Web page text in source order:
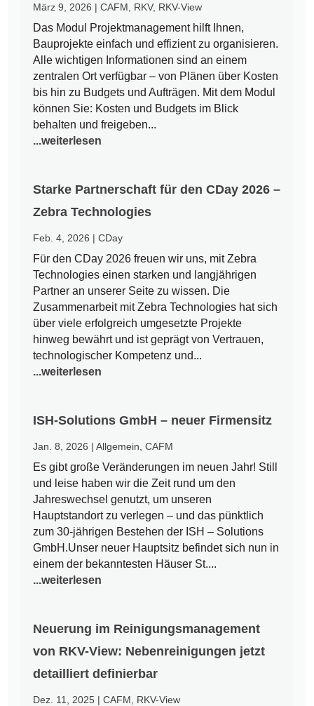
März 9, 2026 |CAFM RKV, RKV-View
Das Modul Projektmanagement hilft Ihnen,
Bauprojekte einfach und effizient zu organisieren.
Alle wichtigen Informationen sind an einem
zentralen Ort verfügbar – von Plänen über Kosten
bis hin zu Budgets und Aufträgen. Mit dem Modul
können Sie: Kosten und Budgets im Blick
behalten und freigeben...
...weiterlesen
Starke Partnerschaft für den CDay 2026 –
Zebra Technologies
Feb. 4, 2026 |CDay
Für den CDay 2026 freuen wir uns, mit Zebra
Technologies einen starken und langjährigen
Partner an unserer Seite zu wissen. Die
Zusammenarbeit mit Zebra Technologies hat sich
über viele erfolgreich umgesetzte Projekte
hinweg bewährt und ist geprägt von Vertrauen,
technologischer Kompetenz und...
...weiterlesen
ISH-Solutions GmbH – neuer Firmensitz
Jan. 8, 2026 |Allgemein ,CAFM
Es gibt große Veränderungen im neuen Jahr! Still
und leise haben wir die Zeit rund um den
Jahreswechsel genutzt, um unseren
Hauptstandort zu verlegen – und das pünktlich
zum 30-jährigen Bestehen der ISH – Solutions
GmbH.Unser neuer Hauptsitz befindet sich nun in
einem der bekanntesten Häuser St....
...weiterlesen
Neuerung im Reinigungsmanagement
von RKV-View: Nebenreinigungen jetzt
detailliert definierbar
Dez. 11, 2025 |CAFM RKV-View